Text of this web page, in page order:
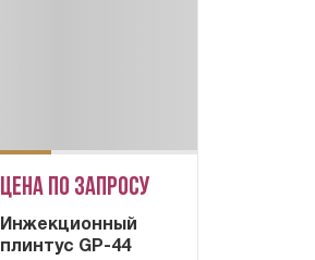
Цена по запросу
Инжекционный
плинтус GP-44